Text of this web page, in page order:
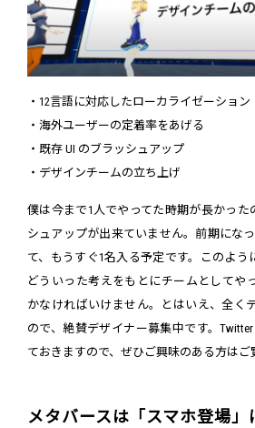
・12言語に対応したローカライゼーション
・海外ユーザーの定着率をあげる
・既存 UI のブラッシュアップ
・デザインチームの立ち上げ
僕は今まで1人でやってた時期が長かった
シュアップが出来ていません。前期にな
て、もうすぐ1名入る予定です。このよう
どういった考えをもとにチームとしてや
かなければいけません。とはいえ、全く
ので、絶賛デザイナー募集中です。
ておきますので、ぜひご興味のある方はご
メタバースは「スマホ登場」